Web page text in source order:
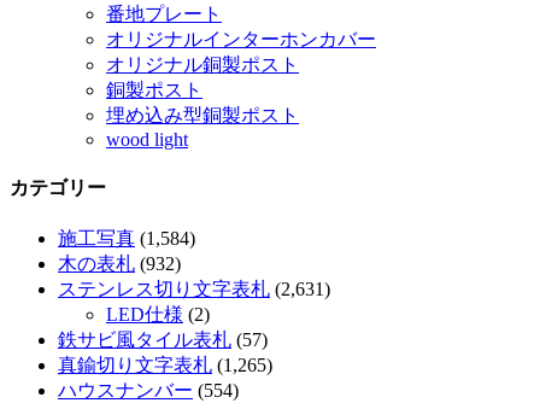
番地プレート
オリジナルインターホンカバー
オリジナル銅製ポスト
銅製ポスト
埋め込み型銅製ポスト
wood light
カテゴリー
施工写真 (1,584)
木の表札 (932)
ステンレス切り文字表札 (2,631)
LED仕様 (2)
鉄サビ風タイル表札 (57)
真鍮切り文字表札 (1,265)
ハウスナンバー (554)